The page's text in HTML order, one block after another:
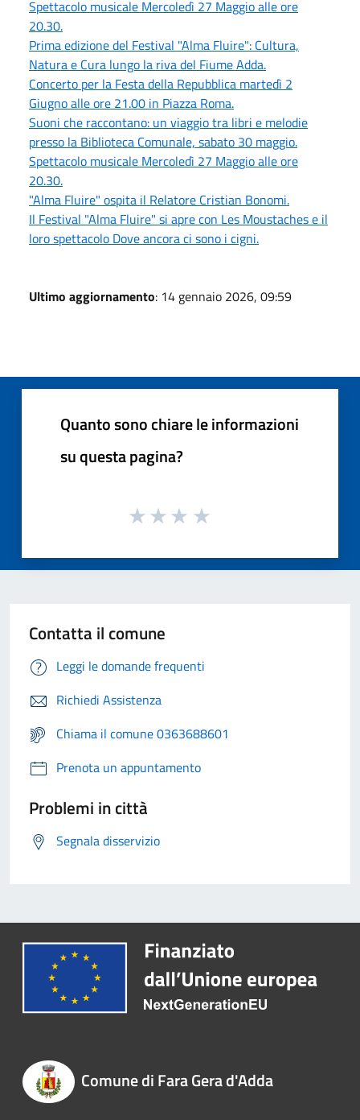
Spettacolo musicale Mercoledì 27 Maggio alle ore
20.30.
Prima edizione del Festival "Alma Fluire": Cultura,
Natura e Cura lungo la riva del Fiume Adda.
Concerto per la Festa della Repubblica martedì 2
Giugno alle ore 21.00 in Piazza Roma.
Suoni che raccontano: un viaggio tra libri e melodie
presso la Biblioteca Comunale, sabato 30 maggio.
Spettacolo musicale Mercoledì 27 Maggio alle ore
20.30.
"Alma Fluire" ospita il Relatore Cristian Bonomi.
Il Festival "Alma Fluire" si apre con Les Moustaches e il
loro spettacolo Dove ancora ci sono i cigni.
Ultimo aggiornamento: 14 gennaio 2026, 09:59
Quanto sono chiare le informazioni
su questa pagina?
Contatta il comune
Leggi le domande frequenti
Richiedi Assistenza
Chiama il comune 0363688601
Prenota un appuntamento
Problemi in città
Segnala disservizio
Comune di Fara Gera d'Adda